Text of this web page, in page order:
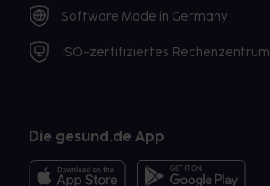
Software Made in Germany
ISO-zertifiziertes Rechenzentrum
Die gesund.de App